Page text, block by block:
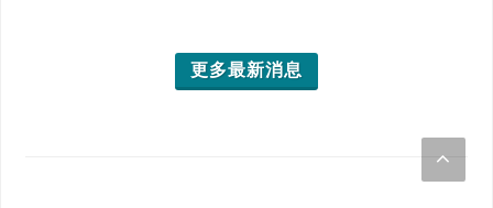
更多最新消息